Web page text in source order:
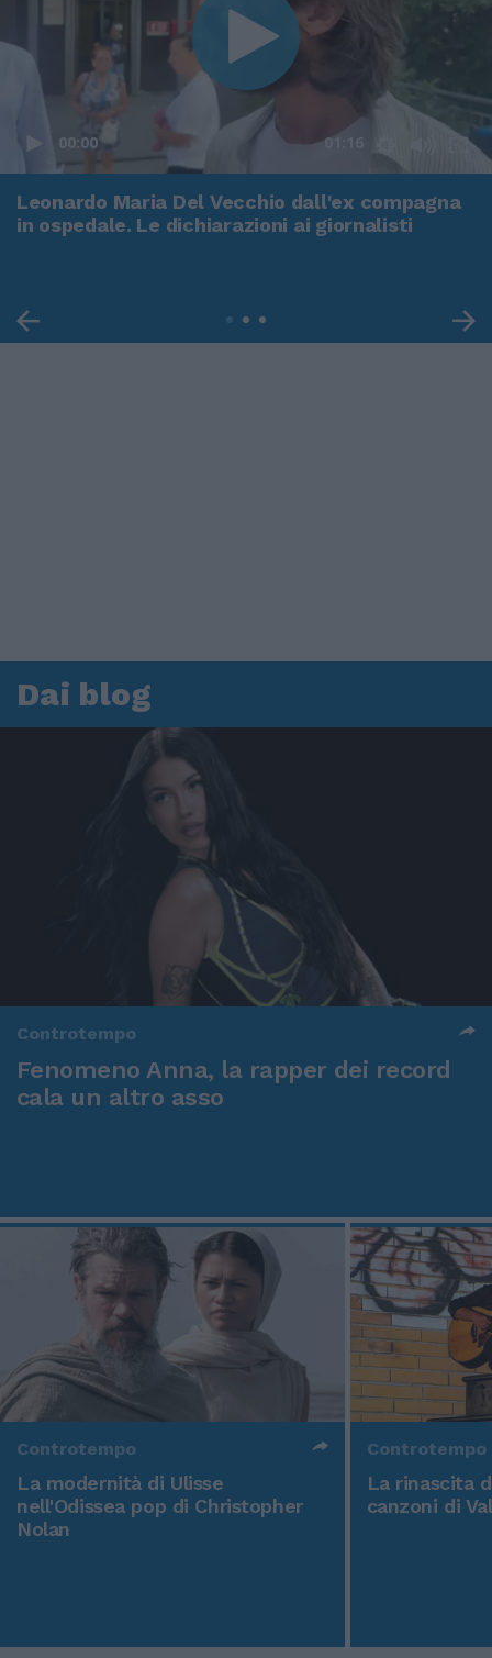
00:00 01:16
Leonardo Maria Del Vecchio dall'ex compagna
in ospedale. Le dichiarazioni ai giornalisti
Dai blog
Controtempo
Fenomeno Anna, la rapper dei record
cala un altro asso
Controtempo
La modernità di Ulisse
nell'Odissea pop di Christopher
Nolan
Controtempo
La rinascita
canzoni di